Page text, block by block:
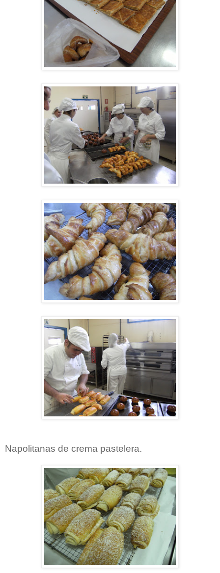
Napolitanas de crema pastelera.